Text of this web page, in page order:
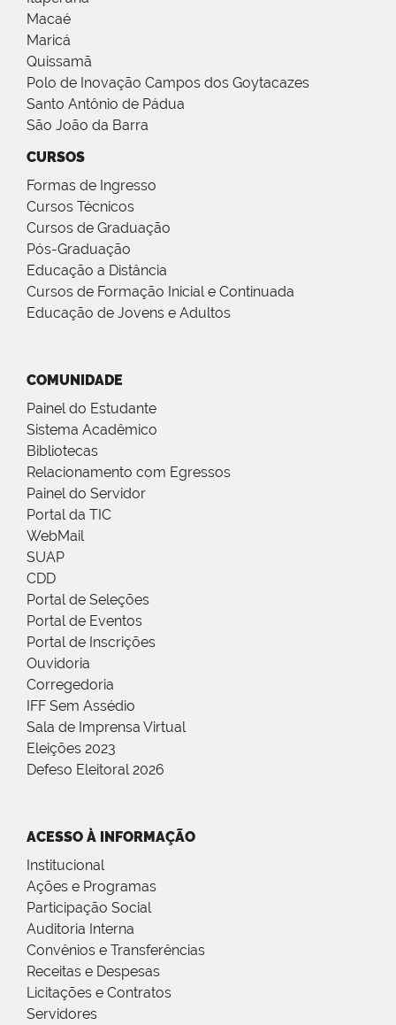
Macaé
Maricá
Quissamã
Polo de Inovação Campos dos Goytacazes
Santo Antônio de Pádua
São João da Barra
CURSOS
Formas de Ingresso
Cursos Técnicos
Cursos de Graduação
Pós-Graduação
Educação a Distância
Cursos de Formação Inicial e Continuada
Educação de Jovens e Adultos
COMUNIDADE
Painel do Estudante
Sistema Acadêmico
Bibliotecas
Relacionamento com Egressos
Painel do Servidor
Portal da TIC
WebMail
SUAP
CDD
Portal de Seleções
Portal de Eventos
Portal de Inscrições
Ouvidoria
Corregedoria
IFF Sem Assédio
Sala de Imprensa Virtual
Eleições 2023
Defeso Eleitoral 2026
ACESSO À INFORMAÇÃO
Institucional
Ações e Programas
Participação Social
Auditoria Interna
Convênios e Transferências
Receitas e Despesas
Licitações e Contratos
Servidores